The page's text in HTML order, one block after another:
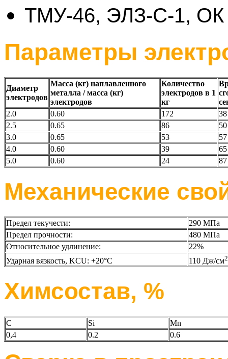
ТМУ-46, ЭЛЗ-С-1, ОК
Параметры
Диаметр
электродов
Масса (кг) наплавленного
металла / масса (кг)
электродов
Количество
электродов в 1
кг
2.0
0.60 172
38
2.5
0.65 86
50
3.0
0.65 53
57
4.0
0.60 39
65
5.0
0.60 24 87
Механические
Предел текучести:
290 МПа
Предел прочности:
480 МПа
Относительное удлинение:
22%
Ударная вязкость, KCU: +20°C
110 Дж/см2
Химсостав, %
С Si
Mn
0,4
0.2 0.6